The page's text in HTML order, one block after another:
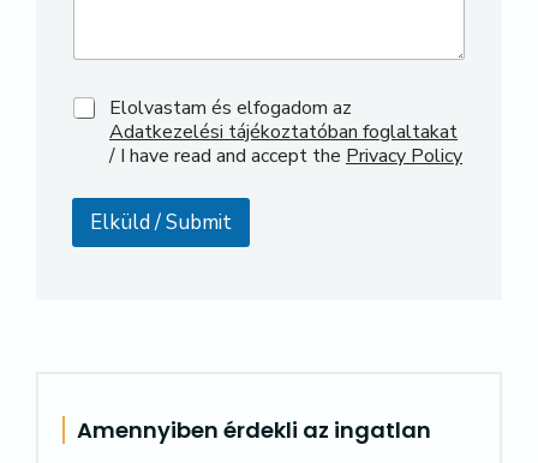
Elolvastam és elfogadom az
Adatkezelési tájékoztatóban foglaltakat
/ I have read and accept the Privacy Policy
Elküld / Submit
Amennyiben érdekli az ingatlan